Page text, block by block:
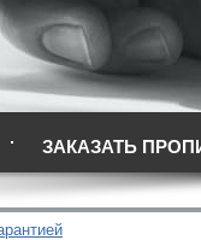
ЗАКАЗАТЬ